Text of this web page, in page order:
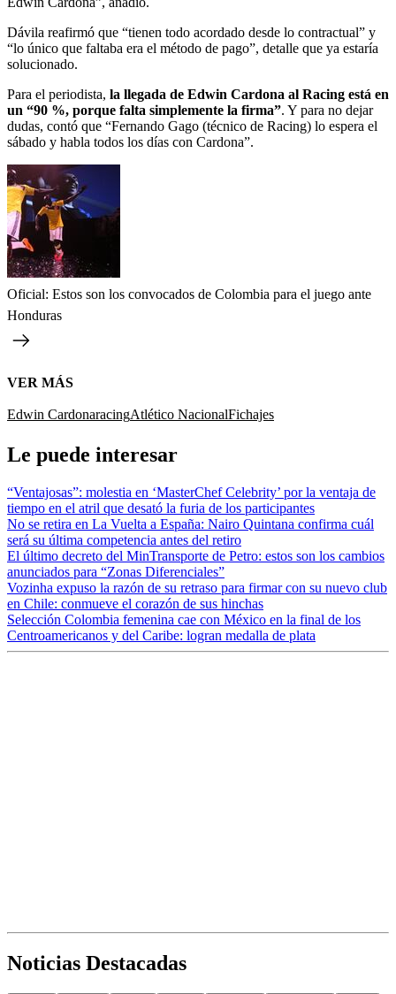
Dávila reafirmó que “tienen todo acordado desde lo contractual” y
“lo único que faltaba era el método de pago”, detalle que ya estaría
solucionado.
Para el periodista, la llegada de Edwin Cardona al Racing está en
un “90 %, porque falta simplemente la firma”. Y para no dejar
dudas, contó que “Fernando Gago (técnico de Racing) lo espera el
sábado y habla todos los días con Cardona”.
Oficial: Estos son los convocados de Colombia para el juego ante
Honduras
VER MÁS
Edwin CardonaracingAtlético NacionalFichajes
Le puede interesar
“Ventajosas”: molestia en ‘MasterChef Celebrity’ por la ventaja de
tiempo en el atril que desató la furia de los participantes
No se retira en La Vuelta a España: Nairo Quintana confirma cuál
será su última competencia antes del retiro
El último decreto del MinTransporte de Petro: estos son los cambios
anunciados para “Zonas Diferenciales”
Vozinha expuso la razón de su retraso para firmar con su nuevo club
en Chile: conmueve el corazón de sus hinchas
Selección Colombia femenina cae con México en la final de los
Centroamericanos y del Caribe: logran medalla de plata
Noticias Destacadas